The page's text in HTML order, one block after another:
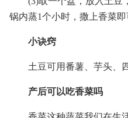
锅内蒸1个小时，撒上香菜即
小诀窍
土豆可用番薯、芋头、
产后可以吃香菜吗